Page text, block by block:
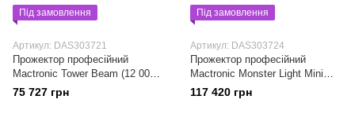
Під замовлення
Артикул: DAS303721
Прожектор професійний
Mactronic Tower Beam (12 000
Lm) Powerbank Recharg
24.5/230V (PFL0300)
75 727 грн
Під замовлення
Артикул: DAS303724
Прожектор професійний
Mactronic Monster Light Mini
Rescue (18 000 Lm) Recharge
(PFL0151-E-ORANGE)
117 420 грн